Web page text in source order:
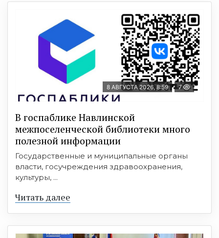
8 АВГУСТА 2026, 8:59 7
В госпаблике Навлинской
межпоселенческой библиотеки много
полезной информации
Государственные и муниципальные органы
власти, госучреждения здравоохранения,
культуры, ...
Читать далее